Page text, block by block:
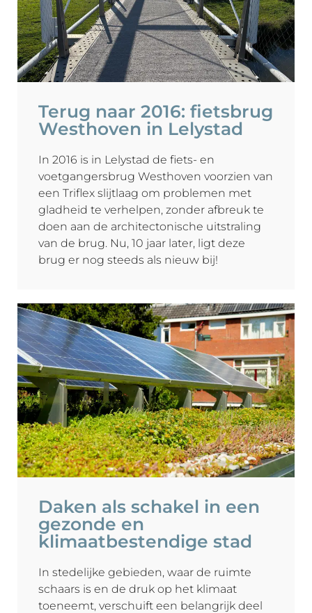
Terug naar 2016: fietsbrug
Westhoven in Lelystad
In 2016 is in Lelystad de fiets- en
voetgangersbrug Westhoven voorzien van
een Triflex slijtlaag om problemen met
gladheid te verhelpen, zonder afbreuk te
doen aan de architectonische uitstraling
van de brug. Nu, 10 jaar later, ligt deze
brug er nog steeds als nieuw bij!
Daken als schakel in een
gezonde en
klimaatbestendige stad
In stedelijke gebieden, waar de ruimte
schaars is en de druk op het klimaat
toeneemt, verschuift een belangrijk deel